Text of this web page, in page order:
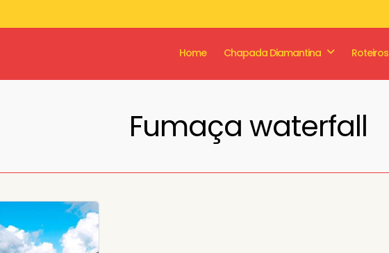
Home Chapada Diamantina Roteiros
Fumaça waterfall